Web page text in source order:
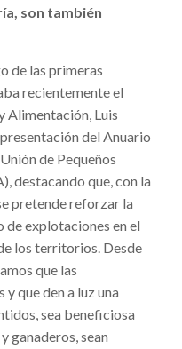
son también
de las primeras
recientemente el
Alimentación, Luis
del Anuario
de Pequeños
destacando que, con la
pretende reforzar la
explotaciones en el
los territorios. Desde
que las
que den a luz una
sea beneficiosa
ganaderos, sean